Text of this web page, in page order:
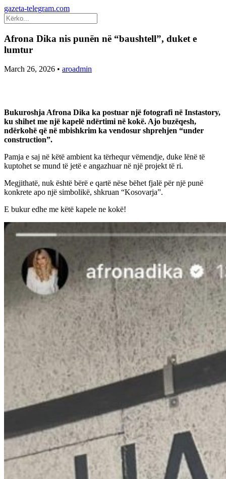
gazeta-telegram.com
Afrona Dika nis punën në “baushtell”, duket e
lumtur
March 26, 2026 • aroadmin
Bukuroshja Afrona Dika ka postuar një fotografi në Instastory,
ku shihet me një kapelë ndërtimi në kokë. Ajo buzëqesh,
ndërkohë që në mbishkrim ka vendosur shprehjen “under
construction”.
Pamja e saj në këtë ambient ka tërhequr vëmendje, duke lënë të
kuptohet se mund të jetë e angazhuar në një projekt të ri.
Megjithatë, nuk është bërë e qartë nëse bëhet fjalë për një punë
konkrete apo një simbolikë, shkruan “Kosovarja”.
E bukur edhe me këtë kapele ne kokë!